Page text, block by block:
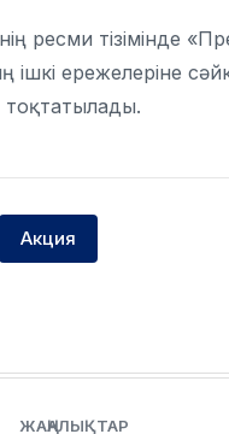
ресми тізімінде
ережелеріне
Акция
ЖАҢАЛЫҚТАР